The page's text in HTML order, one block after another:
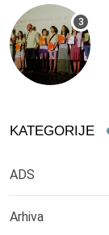
KATEGORIJE
ADS
Arhiva